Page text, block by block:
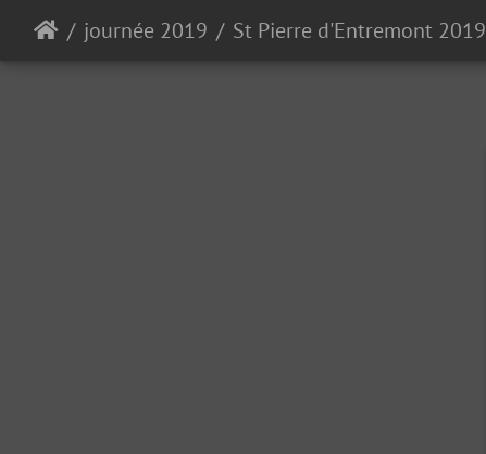
journée 2019 St Pierre d'Entremont 2019